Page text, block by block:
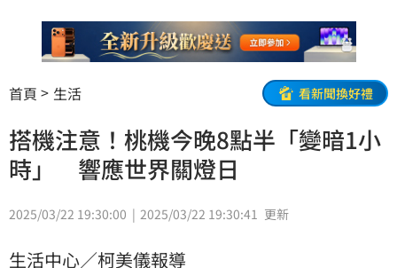
首頁 生活 看新聞換好禮
搭機注意！桃機今晚8點半「變暗1小
時」 響應世界關燈日
2025/03/22 19:30:00 2025/03/22 19:30:41 更新
生活中心／柯美儀報導